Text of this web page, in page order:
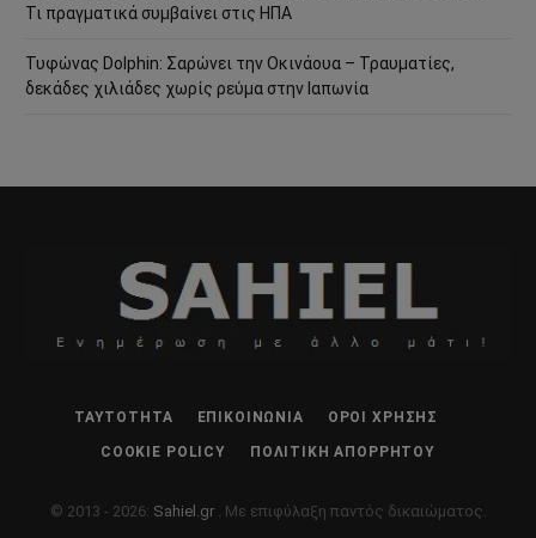
Τι πραγματικά συμβαίνει στις ΗΠΑ
Τυφώνας Dolphin: Σαρώνει την Οκινάουα – Τραυματίες,
δεκάδες χιλιάδες χωρίς ρεύμα στην Ιαπωνία
ΤΑΥΤΌΤΗΤΑ ΕΠΙΚΟΙΝΩΝΊΑ ΌΡΟΙ ΧΡΉΣΗΣ
COOKIE POLICY ΠΟΛΙΤΙΚΉ ΑΠΟΡΡΉΤΟΥ
© 2013 - 2026: Sahiel.gr . Με επιφύλαξη παντός δικαιώματος.